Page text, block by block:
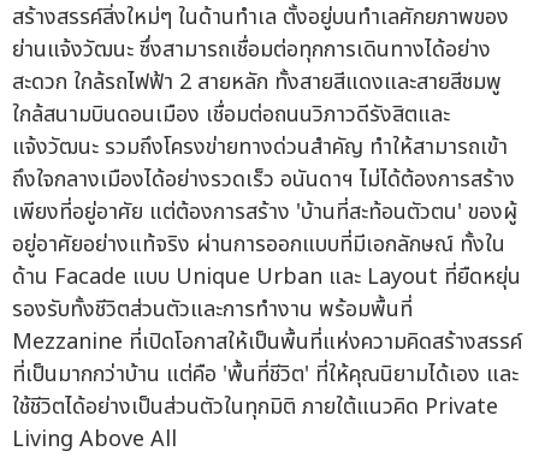
สร้างสรรค์สิ่งใหม่ๆ ในด้านทำเล ตั้งอยู่บนทำเลศักยภาพของ
ย่านแจ้งวัฒนะ ซึ่งสามารถเชื่อมต่อทุกการเดินทางได้อย่าง
สะดวก ใกล้รถไฟฟ้า 2 สายหลัก ทั้งสายสีแดงและสายสีชมพู
ใกล้สนามบินดอนเมือง เชื่อมต่อถนนวิภาวดีรังสิตและ
แจ้งวัฒนะ รวมถึงโครงข่ายทางด่วนสำคัญ ทำให้สามารถเข้า
ถึงใจกลางเมืองได้อย่างรวดเร็ว อนันดาฯ ไม่ได้ต้องการสร้าง
เพียงที่อยู่อาศัย แต่ต้องการสร้าง 'บ้านที่สะท้อนตัวตน' ของผู้
อยู่อาศัยอย่างแท้จริง ผ่านการออกแบบที่มีเอกลักษณ์ ทั้งใน
ด้าน Facade แบบ Unique Urban และ Layout ที่ยืดหยุ่น
รองรับทั้งชีวิตส่วนตัวและการทำงาน พร้อมพื้นที่
Mezzanine ที่เปิดโอกาสให้เป็นพื้นที่แห่งความคิดสร้างสรรค์
ที่เป็นมากกว่าบ้าน แต่คือ 'พื้นที่ชีวิต' ที่ให้คุณนิยามได้เอง และ
ใช้ชีวิตได้อย่างเป็นส่วนตัวในทุกมิติ ภายใต้แนวคิด Private
Living Above All